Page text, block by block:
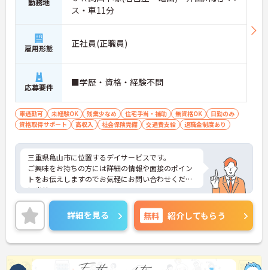
勤務地
ス・車11分
雇用形態 正社員(正職員)
応募要件 ■学歴・資格・経験不問
車通勤可 未経験OK 残業少なめ 住宅手当・補助 無資格OK
日勤のみ
資格取得サポート
高収入 社会保険完備 交通費支給 退職金制度あり
三重県亀山市に位置するデイサービスです。
ご興味をお持ちの方には詳細の情報や面接のポイン
トをお伝えしますのでお気軽にお問い合わせくださ
いませ。
詳細を見る 無料 紹介してもらう